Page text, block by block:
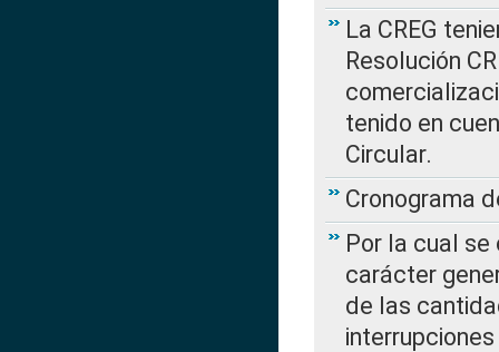
La CREG
Resolución
tenido en
Circular.
Cronograma
Por la cual
carácter
de las